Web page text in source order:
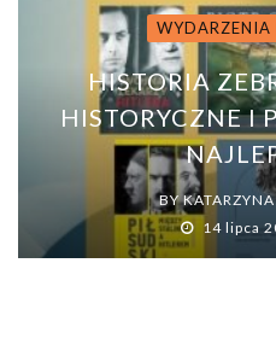
WYDARZENIA
HISTORIA
HISTORYCZNE I
BY
14 lipca